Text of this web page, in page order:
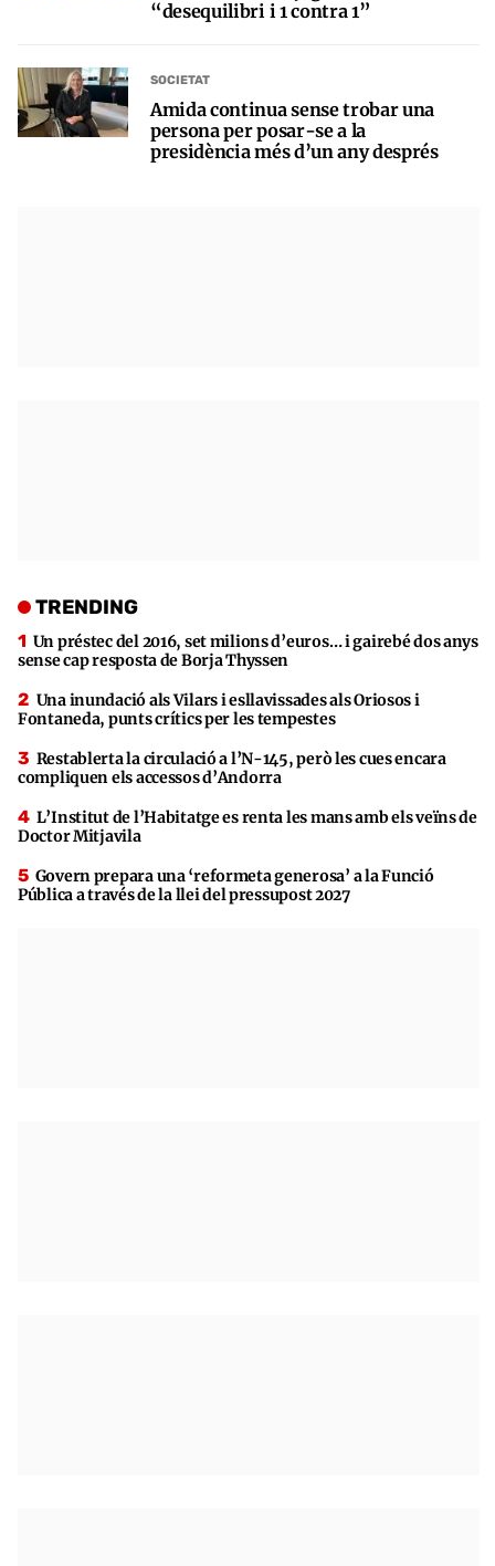
“desequilibri i 1 contra 1”
SOCIETAT
Amida continua sense trobar una
persona per posar-se a la
presidència més d’un any després
TRENDING
Un préstec del 2016, set milions d’euros… i gairebé dos anys
sense cap resposta de Borja Thyssen
Una inundació als Vilars i esllavissades als Oriosos i
Fontaneda, punts crítics per les tempestes
Restablerta la circulació a l’N-145, però les cues encara
compliquen els accessos d’Andorra
L’Institut de l’Habitatge es renta les mans amb els veïns de
Doctor Mitjavila
Govern prepara una ‘reformeta generosa’ a la Funció
Pública a través de la llei del pressupost 2027